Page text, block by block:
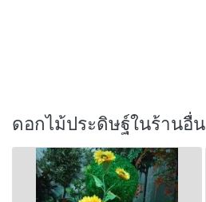
ดอกไม้ประดิษฐ์ในร้านอื่น